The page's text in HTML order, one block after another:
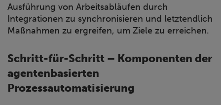
Ausführung von Arbeitsabläufen durch
Integrationen zu synchronisieren und letztendlich
Maßnahmen zu ergreifen, um Ziele zu erreichen.
Schritt-für-Schritt – Komponenten der
agentenbasierten
Prozessautomatisierung